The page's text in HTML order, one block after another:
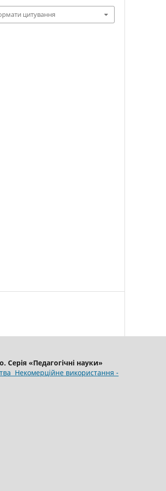
цитування
Серія «Педагогічні науки»
Некомерційне використання -